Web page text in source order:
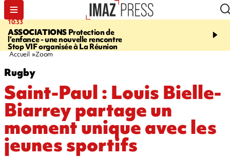
10:33
ASSOCIATIONSProtection de
l’enfance - une nouvelle rencontre
Stop VIF organisée à La Réunion
15:03
Vaste feu
l'ouest du pays, 20.000
Accueil Zoom
Rugby
Saint-Paul : Louis Bielle-
Biarrey partage un
moment unique avec les
jeunes sportifs